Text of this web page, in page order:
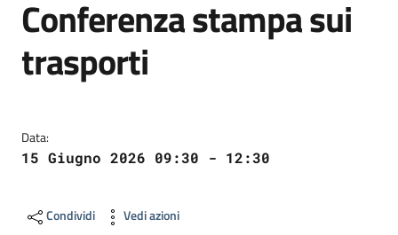
Conferenza stampa sui
trasporti
Data:
15 Giugno 2026 09:30 - 12:30
Condividi Vedi azioni